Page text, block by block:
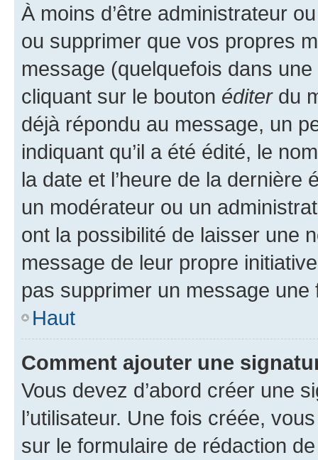
À moins d’être administrateur
ou supprimer que vos propres
message (quelquefois dans
cliquant sur le bouton éditerdu
déjà répondu au message, un
indiquant qu’il a été édité, le
la date et l’heure de la dernière
un modérateur ou un
ont la possibilité de laisser une
message de leur propre
pas supprimer un message une
Haut
Comment ajouter une
Vous devez d’abord créer une
l’utilisateur. Une fois créée,
sur le formulaire de rédaction